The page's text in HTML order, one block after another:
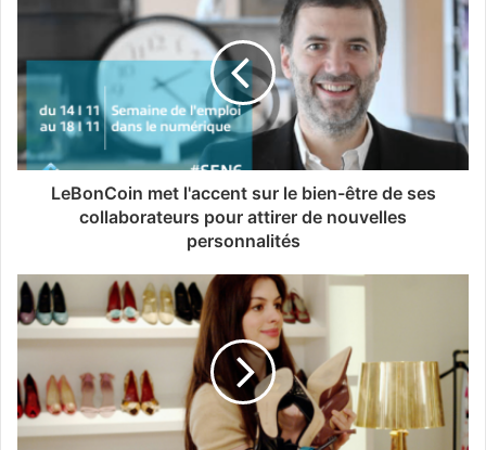
LeBonCoin met l'accent sur le bien-être de ses
collaborateurs pour attirer de nouvelles
personnalités